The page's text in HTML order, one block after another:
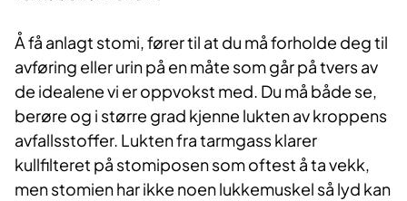
Å få anlagt stomi, fører til at du må forholde deg til
avføring eller urin på en måte som går på tvers av
de idealene vi er oppvokst med. Du må både se,
berøre og i større grad kjenne lukten av kroppens
avfallsstoffer. Lukten fra tarmgass klarer
kullfilteret på stomiposen som oftest å ta vekk,
men stomien har ikke noen lukkemuskel så lyd kan